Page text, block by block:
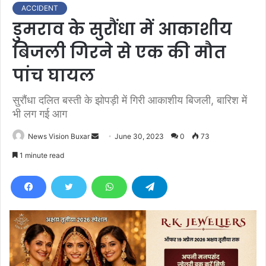
ACCIDENT
डुमराव के सुरौंधा में आकाशीय
बिजली गिरने से एक की मौत
पांच घायल
सुरौंधा दलित बस्ती के झोपड़ी में गिरी आकाशीय बिजली, बारिश में
भी लग गई आग
News Vision Buxar
d
e
m
a
June 30, 2023 0 73
1 minute read